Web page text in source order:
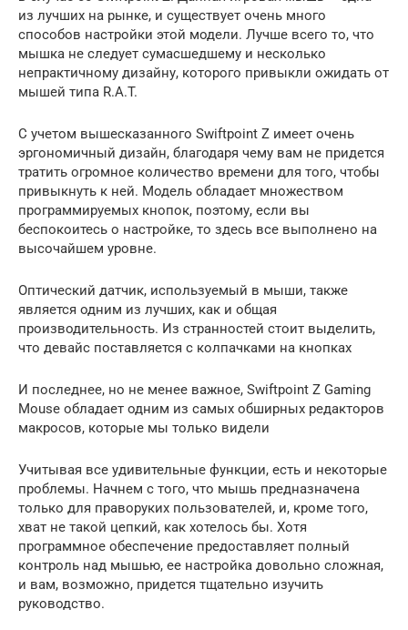
из лучших на рынке, и существует очень много
способов настройки этой модели. Лучше всего то, что
мышка не следует сумасшедшему и несколько
непрактичному дизайну, которого привыкли ожидать от
мышей типа R.A.T.
С учетом вышесказанного Swiftpoint Z имеет очень
эргономичный дизайн, благодаря чему вам не придется
тратить огромное количество времени для того, чтобы
привыкнуть к ней. Модель обладает множеством
программируемых кнопок, поэтому, если вы
беспокоитесь о настройке, то здесь все выполнено на
высочайшем уровне.
Оптический датчик, используемый в мыши, также
является одним из лучших, как и общая
производительность. Из странностей стоит выделить,
что девайс поставляется с колпачками на кнопках
И последнее, но не менее важное, Swiftpoint Z Gaming
Mouse обладает одним из самых обширных редакторов
макросов, которые мы только видели
Учитывая все удивительные функции, есть и некоторые
проблемы. Начнем с того, что мышь предназначена
только для праворуких пользователей, и, кроме того,
хват не такой цепкий, как хотелось бы. Хотя
программное обеспечение предоставляет полный
контроль над мышью, ее настройка довольно сложная,
и вам, возможно, придется тщательно изучить
руководство.